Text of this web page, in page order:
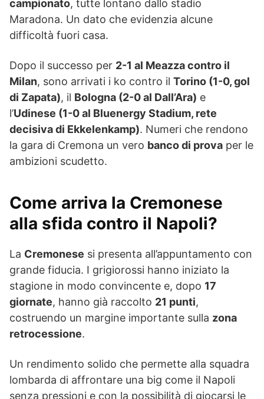
campionato, tutte lontano dallo stadio
Maradona. Un dato che evidenzia alcune
difficoltà fuori casa.
Dopo il successo per 2-1 al Meazza contro il
Milan, sono arrivati i ko contro il Torino (1-0, gol
di Zapata), il Bologna (2-0 al Dall’Ara) e
l’Udinese (1-0 al Bluenergy Stadium, rete
decisiva di Ekkelenkamp). Numeri che rendono
la gara di Cremona un vero banco di prova per le
ambizioni scudetto.
Come arriva la Cremonese
alla sfida contro il Napoli?
La Cremonese si presenta all’appuntamento con
grande fiducia. I grigiorossi hanno iniziato la
stagione in modo convincente e, dopo 17
giornate, hanno già raccolto 21 punti,
costruendo un margine importante sulla zona
retrocessione.
Un rendimento solido che permette alla squadra
lombarda di affrontare una big come il Napoli
senza pressioni e con la possibilità di giocarsi le